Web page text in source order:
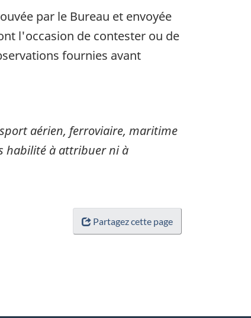
par le Bureau et envoyée
l'occasion de contester ou de
fournies avant
aérien, ferroviaire, maritime
habilité à attribuer ni à
Partagez cette page